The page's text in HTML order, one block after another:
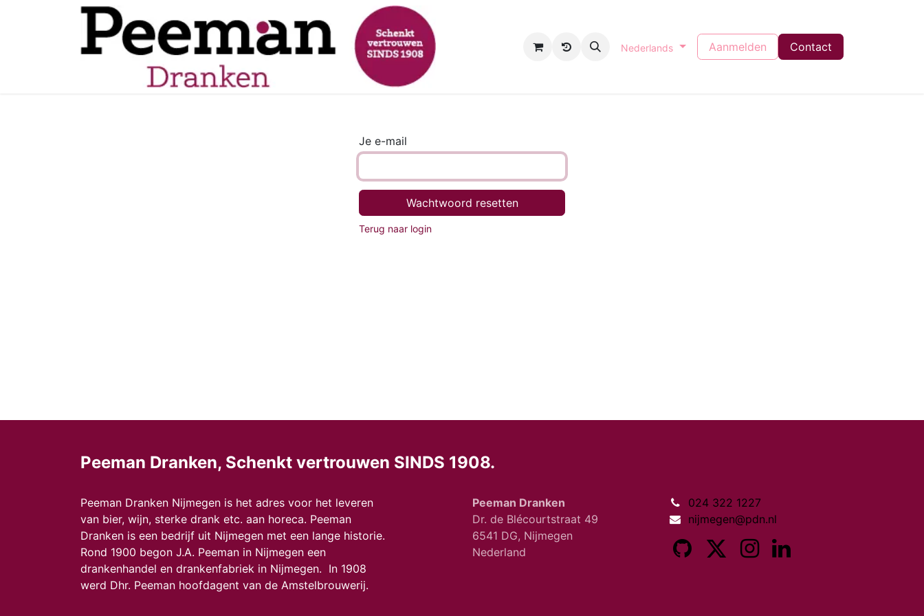
BESTELPAGINA Nederlands Aanmelden Contact
Je e-mail
Wachtwoord resetten
Terug naar login
Peeman Dranken, Schenkt vertrouwen SINDS 1908.
Peeman Dranken Nijmegen is het adres voor het leveren
van bier, wijn, sterke drank etc. aan horeca. Peeman
Dranken is een bedrijf uit Nijmegen met een lange historie.
Rond 1900 begon J.A. Peeman in Nijmegen een
drankenhandel en drankenfabriek in Nijmegen. In 1908
werd Dhr. Peeman hoofdagent van de Amstelbrouwerij.
Peeman Dranken
Dr. de Blécourtstraat 49
6541 DG, Nijmegen
Nederland
024 322 1227
nijmegen@pdn.nl